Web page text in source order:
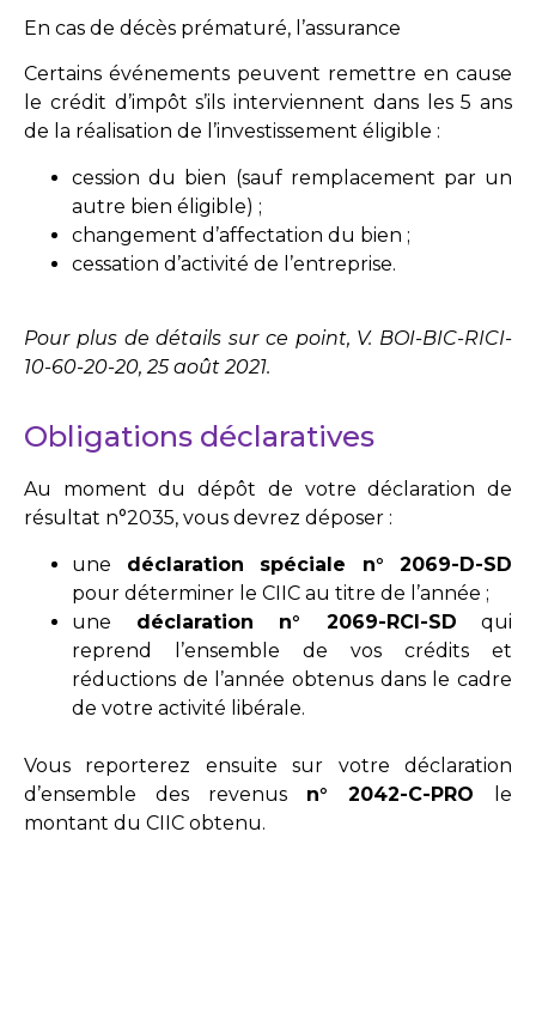
En cas de décès prématuré, l’assurance
Certains événements peuvent remettre en cause
le crédit d’impôt s’ils interviennent dans les 5 ans
de la réalisation de l’investissement éligible :
cession du bien (sauf remplacement par un
autre bien éligible) ;
changement d’affectation du bien ;
cessation d’activité de l’entreprise.
Pour plus de détails sur ce point, V. BOI-BIC-RICI-
10-60-20-20, 25 août 2021.
Obligations déclaratives
Au moment du dépôt de votre déclaration de
résultat n°2035, vous devrez déposer :
une déclaration spéciale n° 2069-D-SD
pour déterminer le CIIC au titre de l’année ;
une déclaration n° 2069-RCI-SD qui
reprend l’ensemble de vos crédits et
réductions de l’année obtenus dans le cadre
de votre activité libérale.
Vous reporterez ensuite sur votre déclaration
d’ensemble des revenus n° 2042-C-PRO
le
montant du CIIC obtenu.